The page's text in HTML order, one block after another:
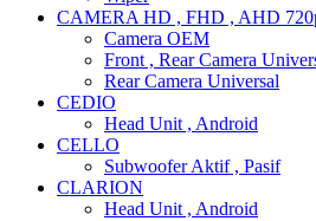
CAMERA HD , FHD , AHD
Camera OEM
Front , Rear Camera
Rear Camera Universal
CEDIO
Head Unit , Android
CELLO
Subwoofer Aktif , Pasif
CLARION
Head Unit , Android